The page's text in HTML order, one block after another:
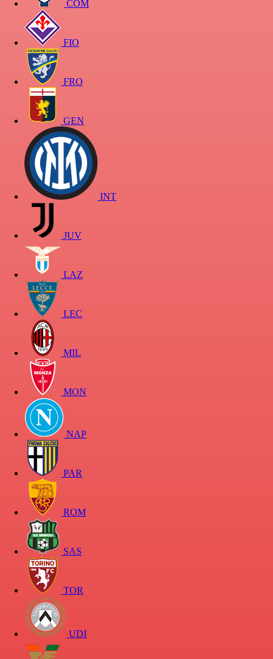
COM
FIO
FRO
GEN
INT
JUV
LAZ
LEC
MIL
MON
NAP
PAR
ROM
SAS
TOR
UDI